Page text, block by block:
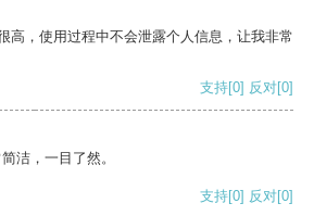
高，使用过程中不会泄露个人信息，让我非常
支持[0] 反对[0]
洁，一目了然。
支持[0] 反对[0]